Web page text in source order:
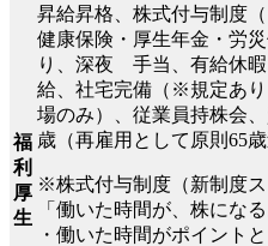
福
利
厚
生
昇給昇格、株式付与制度
健康保険・厚生年金・労
り、深夜 手当、有給休
給、社宅完備（※規定あ
場のみ）、従業員持株会
歳（再雇用として原則65歳
※株式付与制度（新制度ス
「働いた時間が、株になる
・働いた時間がポイント